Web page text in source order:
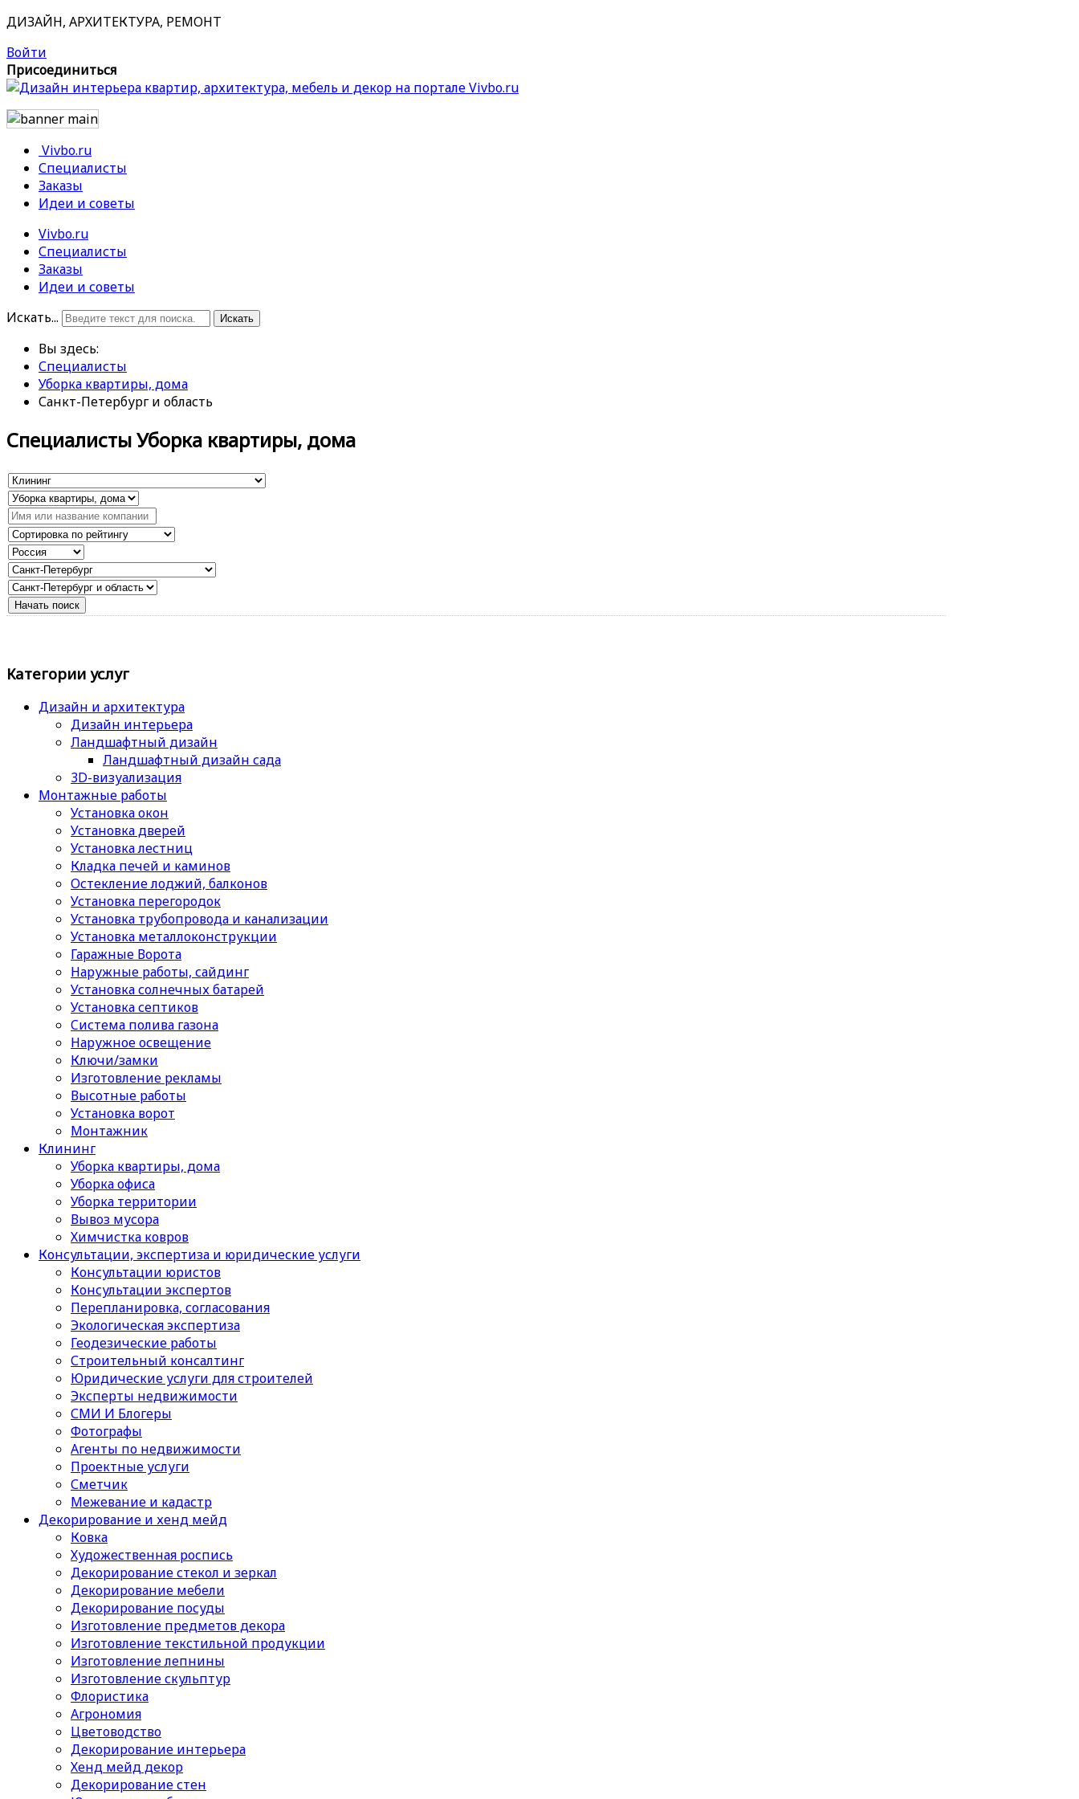
ДИЗАЙН, АРХИТЕКТУРА, РЕМОНТ
Войти
Присоединиться
Vivbo.ru
Специалисты
Заказы
Идеи и советы
Vivbo.ru
Специалисты
Заказы
Идеи и советы
Искать...
Искать
Вы здесь:
Специалисты
Уборка квартиры, дома
Санкт-Петербург и область
Специалисты Уборка квартиры, дома
Категории услуг
Дизайн и архитектура
Дизайн интерьера
Ландшафтный дизайн
Ландшафтный дизайн сада
3D-визуализация
Монтажные работы
Установка окон
Установка дверей
Установка лестниц
Кладка печей и каминов
Остекление лоджий, балконов
Установка перегородок
Установка трубопровода и канализации
Установка металлоконструкции
Гаражные Ворота
Наружные работы, сайдинг
Установка солнечных батарей
Установка септиков
Cистема полива газона
Наружное освещение
Ключи/замки
Изготовление рекламы
Высотные работы
Установка ворот
Монтажник
Клининг
Уборка квартиры, дома
Уборка офиса
Уборка территории
Вывоз мусора
Химчистка ковров
Консультации, экспертиза и юридические услуги
Консультации юристов
Консультации экспертов
Перепланировка, согласования
Экологическая экспертиза
Геодезические работы
Строительный консалтинг
Юридические услуги для строителей
Эксперты недвижимости
СМИ И Блогеры
Фотографы
Агенты по недвижимости
Проектные услуги
Сметчик
Межевание и кадастр
Декорирование и хенд мейд
Ковка
Художественная роспись
Декорирование стекол и зеркал
Декорирование мебели
Декорирование посуды
Изготовление предметов декора
Изготовление текстильной продукции
Изготовление лепнины
Изготовление скульптур
Флористика
Агрономия
Цветоводство
Декорирование интерьера
Хенд мейд декор
Декорирование стен